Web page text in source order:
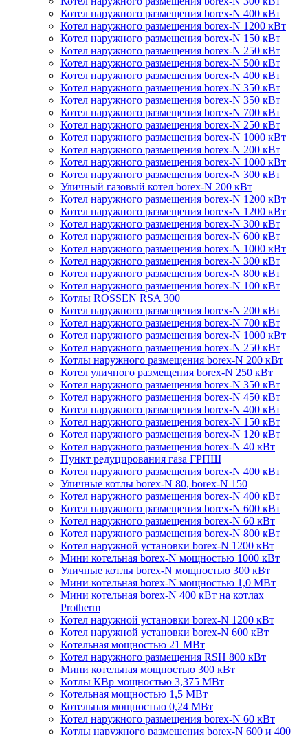
Котел наружного размещения borex-N 400 кВт
Котел наружного размещения borex-N 1200 кВт
Котел наружного размещения borex-N 150 кВт
Котел наружного размещения borex-N 250 кВт
Котел наружного размещения borex-N 500 кВт
Котел наружного размещения borex-N 400 кВт
Котел наружного размещения borex-N 350 кВт
Котел наружного размещения borex-N 350 кВт
Котел наружного размещения borex-N 700 кВт
Котел наружного размещения borex-N 250 кВт
Котел наружного размещения borex-N 1000 кВт
Котел наружного размещения borex-N 200 кВт
Котел наружного размещения borex-N 1000 кВт
Котел наружного размещения borex-N 300 кВт
Уличный газовый котел borex-N 200 кВт
Котел наружного размещения borex-N 1200 кВт
Котел наружного размещения borex-N 1200 кВт
Котел наружного размещения borex-N 300 кВт
Котел наружного размещения borex-N 600 кВт
Котел наружного размещения borex-N 1000 кВт
Котел наружного размещения borex-N 300 кВт
Котел наружного размещения borex-N 800 кВт
Котел наружного размещения borex-N 100 кВт
Котлы ROSSEN RSA 300
Котел наружного размещения borex-N 200 кВт
Котел наружного размещения borex-N 700 кВт
Котел наружного размещения borex-N 1000 кВт
Котел наружного размещения borex-N 250 кВт
Котлы наружного размещения borex-N 200 кВт
Котел уличного размещения borex-N 250 кВт
Котел наружного размещения borex-N 350 кВт
Котел наружного размещения borex-N 450 кВт
Котел наружного размещения borex-N 400 кВт
Котел наружного размещения borex-N 150 кВт
Котел наружного размещения borex-N 120 кВт
Котел наружного размещения borex-N 40 кВт
Пункт редуцирования газа ГРПШ
Котел наружного размещения borex-N 400 кВт
Уличные котлы borex-N 80, borex-N 150
Котел наружного размещения borex-N 400 кВт
Котел наружного размещения borex-N 600 кВт
Котел наружного размещения borex-N 60 кВт
Котел наружного размещения borex-N 800 кВт
Котел наружной установки borex-N 1200 кВт
Мини котельная borex-N мощностью 1000 кВт
Уличные котлы borex-N мощностью 300 кВт
Мини котельная borex-N мощностью 1,0 МВт
Мини котельная borex-N 400 кВт на котлах
Protherm
Котел наружной установки borex-N 1200 кВт
Котел наружной установки borex-N 600 кВт
Котельная мощностью 21 МВт
Котел наружного размещения RSH 800 кВт
Мини котельная мощностью 300 кВт
Котлы КВр мощностью 3,375 МВт
Котельная мощностью 1,5 МВт
Котельная мощностью 0,24 МВт
Котел наружного размещения borex-N 60 кВт
Котлы наружного размещения borex-N 600 и 400